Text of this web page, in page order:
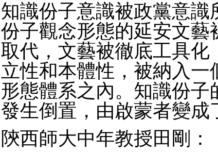
知識份子意識被政黨意識
份子觀念形態的延安文藝
取代，文藝被徹底工具化
立性和本體性，被納入一
形態體系之內。知識份子
發生倒置，由啟蒙者變成
陝西師大中年教授田剛：